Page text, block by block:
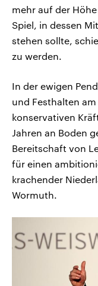
mehr auf der
Spiel, in dessen
stehen sollte,
zu werden.
In der ewigen
und Festhalten
konservativen
Jahren an Boden
Bereitschaft von
für einen
krachender
Wormuth.